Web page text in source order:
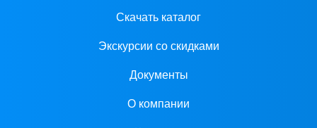
Скачать каталог
Экскурсии со скидками
Документы
О компании